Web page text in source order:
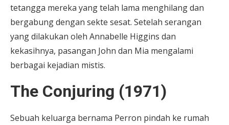
tetangga mereka yang telah lama menghilang dan
bergabung dengan sekte sesat. Setelah serangan
yang dilakukan oleh Annabelle Higgins dan
kekasihnya, pasangan John dan Mia mengalami
berbagai kejadian mistis.
The Conjuring (1971)
Sebuah keluarga bernama Perron pindah ke rumah